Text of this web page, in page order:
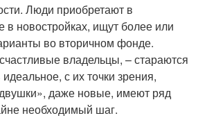
Люди приобретают в
в новостройках, ищут более или
во вторичном фонде.
владельцы, – стараются
с их точки зрения,
даже новые, имеют ряд
необходимый шаг.